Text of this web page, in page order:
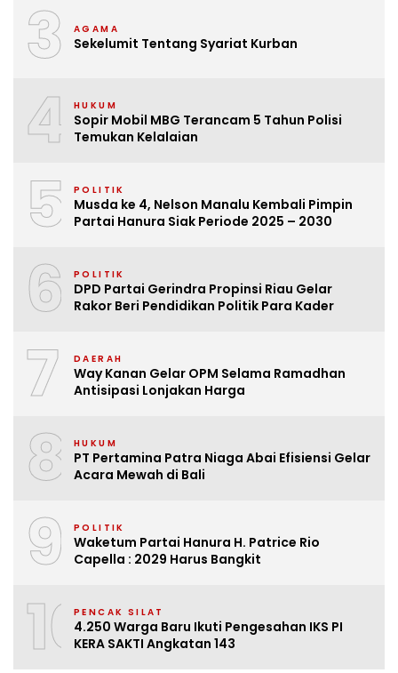
3 AGAMA
Sekelumit Tentang Syariat Kurban
4 HUKUM
Sopir Mobil MBG Terancam 5 Tahun Polisi
Temukan Kelalaian
5 POLITIK
Musda ke 4, Nelson Manalu Kembali Pimpin
Partai Hanura Siak Periode 2025 – 2030
6 POLITIK
DPD Partai Gerindra Propinsi Riau Gelar
Rakor Beri Pendidikan Politik Para Kader
7 DAERAH
Way Kanan Gelar OPM Selama Ramadhan
Antisipasi Lonjakan Harga
8 HUKUM
PT Pertamina Patra Niaga Abai Efisiensi Gelar
Acara Mewah di Bali
9 POLITIK
Waketum Partai Hanura H. Patrice Rio
Capella : 2029 Harus Bangkit
10PENCAK SILAT
4.250 Warga Baru Ikuti Pengesahan IKS PI
KERA SAKTI Angkatan 143